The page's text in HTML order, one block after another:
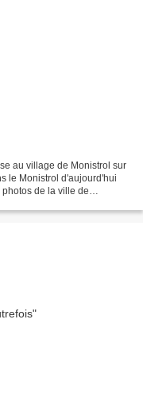
au village de Monistrol sur
le Monistrol d'aujourd'hui
de la ville de